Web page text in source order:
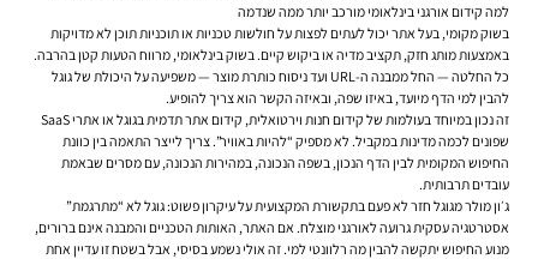
למה קידום אורגני בינלאומי מורכב יותר ממה שנדמה
בשוק מקומי, בעל אתר יכול לעתים לפצות על חולשות טכניות או תוכניות תוכן לא מדויקות
באמצעות מותג חזק, תקציב מדיה או ביקוש קיים. בשוק בינלאומי, מרווח הטעות קטן בהרבה.
כל החלטה — החל ממבנה ה-URL ועד ניסוח כותרת מוצר — משפיעה על היכולת של גוגל
להבין למי הדף מיועד, באיזו שפה, ובאיזה הקשר הוא צריך להופיע.
זה נכון במיוחד בעולמות של קידום חנות וירטואלית, קידום אתר תדמית בגוגל או אתרי SaaS
שפונים לכמה מדינות במקביל. לא מספיק “להיות באוויר”. צריך לייצר התאמה בין כוונת
החיפוש המקומית לבין הדף הנכון, בשפה הנכונה, במהירות הנכונה, עם מסרים שבאמת
עובדים תרבותית.
ג׳ון מולר מגוגל חזר לא פעם בתקשורת המקצועית על עיקרון פשוט: גוגל לא “מתרגמת”
אסטרטגיה עסקית גרועה לאורגני מוצלח. אם האתר, האותות הטכניים והמבנה אינם ברורים,
מנוע החיפוש יתקשה להבין מה רלוונטי למי. זה אולי נשמע בסיסי, אבל בשטח זו עדיין אחת